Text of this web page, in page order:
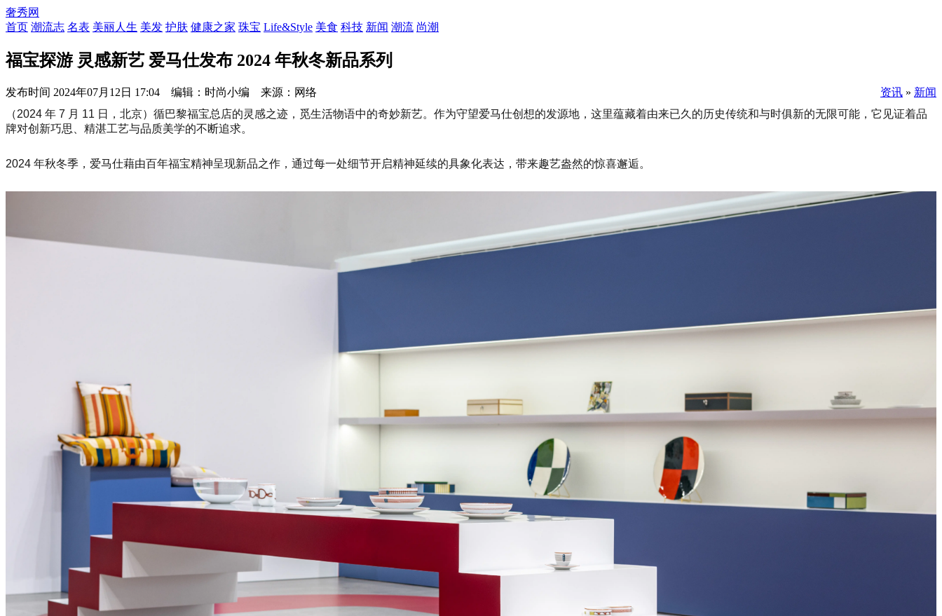
奢秀网
首页 潮流志 名表 美丽人生 美发 护肤 健康之家 珠宝 Life&Style 美食 科技 新闻 潮流 尚潮
福宝探游 灵感新艺 爱马仕发布 2024 年秋冬新品系列
发布时间 2024年07月12日 17:04 编辑：时尚小编 来源：网络 资讯 » 新闻
（2024 年 7 月 11 日，北京）循巴黎福宝总店的灵感之迹，觅生活物语中的奇妙新艺。作为守望爱马仕创想的发源地，这里蕴藏着由来已久的历史传统和与时俱新的无限可能，它见证着品
牌对创新巧思、精湛工艺与品质美学的不断追求。
2024 年秋冬季，爱马仕藉由百年福宝精神呈现新品之作，通过每一处细节开启精神延续的具象化表达，带来趣艺盎然的惊喜邂逅。